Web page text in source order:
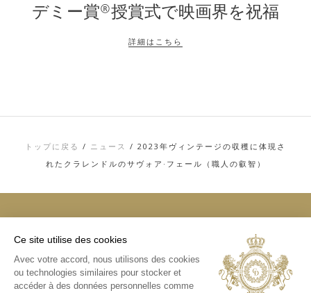
デミー賞®授賞式で映画界を祝福
詳細はこちら
トップに戻る / ニュース / 2023年ヴィンテージの収穫に体現さ
れたクラレンドルのサヴォア·フェール（職人の叡智）
お問い合わせ
利用規約
個人情報およびCOOKIE（クッキー）に関す
トップ
Ce site utilise des cookies
Avec votre accord, nous utilisons des cookies
ou technologies similaires pour stocker et
accéder à des données personnelles comme